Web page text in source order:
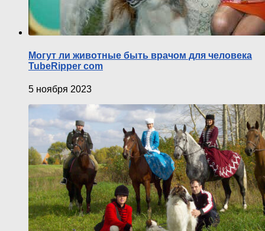
Могут ли животные быть врачом для человека
TubeRipper com
5 ноября 2023